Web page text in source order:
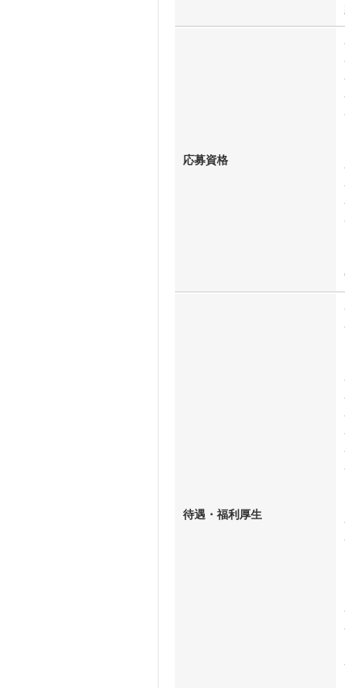
応募資格
待遇・福利厚生